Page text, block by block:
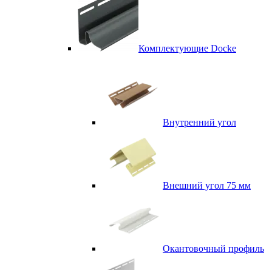
Комплектующие Docke
Внутренний угол
Внешний угол 75 мм
Окантовочный профиль